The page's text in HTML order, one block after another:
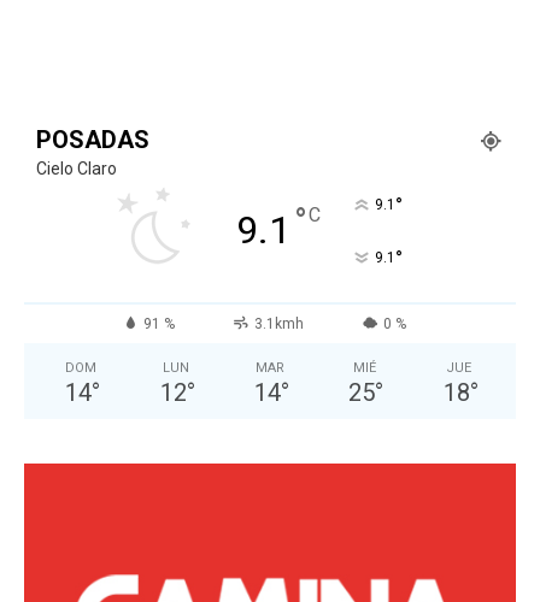
POSADAS
Cielo Claro
9.1 °C 9.1 °
9.1 °
91 % 3.1kmh 0 %
DOM
14°
LUN
12°
MAR
14°
MIÉ
25°
JUE
18°